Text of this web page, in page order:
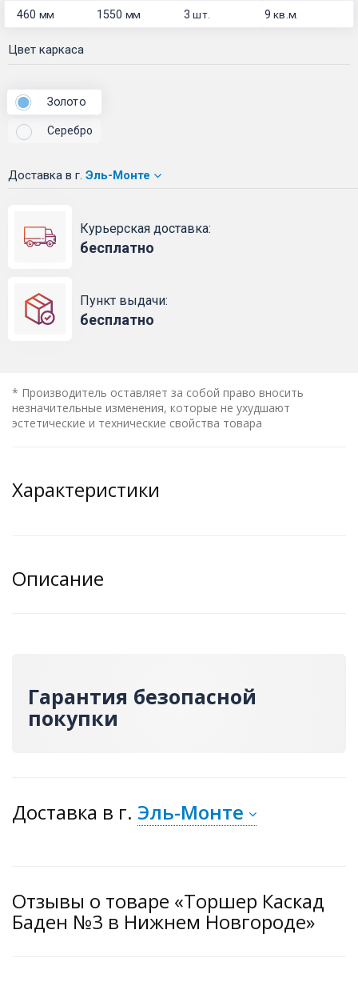
460 мм 1550 мм 3шт. 9кв.м.
Цвет каркаса
Золото
Серебро
Доставка в г. Эль-Монте
Курьерская доставка:
бесплатно
Пункт выдачи:
бесплатно
* Производитель оставляет за собой право вносить
незначительные изменения, которые не ухудшают
эстетические и технические свойства товара
Характеристики
Описание
Гарантия безопасной
покупки
Доставка в г. Эль-Монте
Отзывы о товаре «Торшер Каскад
Баден №3 в Нижнем Новгороде»